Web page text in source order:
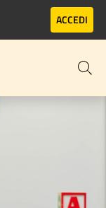
ACCEDI